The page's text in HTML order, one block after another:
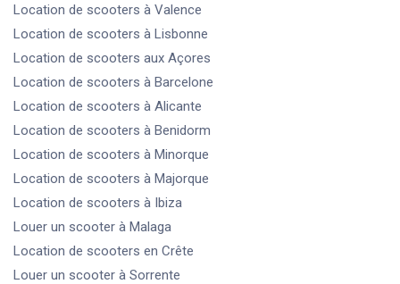
Location de scooters à Valence
Location de scooters à Lisbonne
Location de scooters aux Açores
Location de scooters à Barcelone
Location de scooters à Alicante
Location de scooters à Benidorm
Location de scooters à Minorque
Location de scooters à Majorque
Location de scooters à Ibiza
Louer un scooter à Malaga
Location de scooters en Crête
Louer un scooter à Sorrente